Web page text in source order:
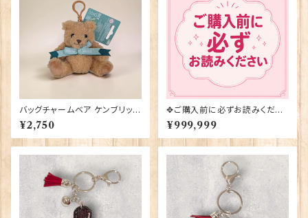
バッグチャームベア ケンブリッジ
大学 Elgate Products 904
28
¥2,750
✥ご購入前に必ずお読みくださ
い✥
¥999,999